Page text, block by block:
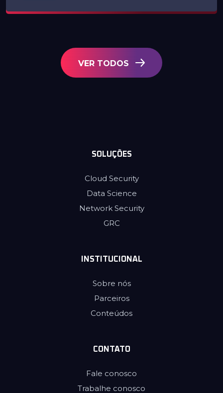
VER TODOS
SOLUÇÕES
Cloud Security
Data Science
Network Security
GRC
INSTITUCIONAL
Sobre nós
Parceiros
Conteúdos
CONTATO
Fale conosco
Trabalhe conosco